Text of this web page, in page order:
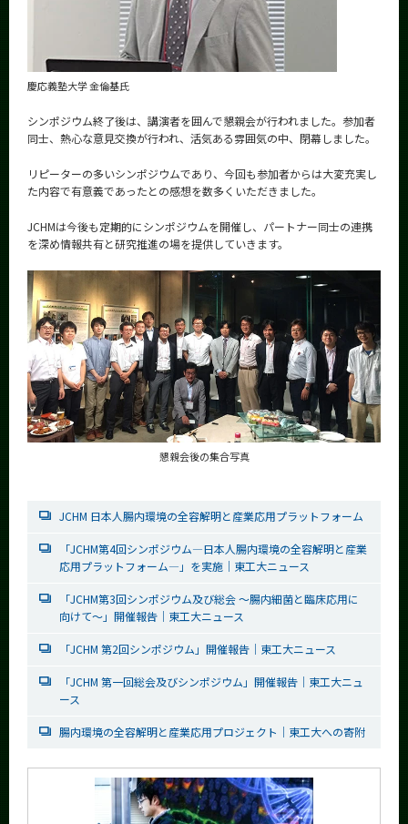
慶応義塾大学 金倫基氏
シンポジウム終了後は、講演者を囲んで懇親会が行われました。参加者
同士、熱心な意見交換が行われ、活気ある雰囲気の中、閉幕しました。
リピーターの多いシンポジウムであり、今回も参加者からは大変充実し
た内容で有意義であったとの感想を数多くいただきました。
JCHMは今後も定期的にシンポジウムを開催し、パートナー同士の連携
を深め情報共有と研究推進の場を提供していきます。
懇親会後の集合写真
JCHM 日本人腸内環境の全容解明と産業応用プラットフォーム
「JCHM第4回シンポジウム―日本人腸内環境の全容解明と産業
応用プラットフォーム―」を実施｜東工大ニュース
「JCHM第3回シンポジウム及び総会 ～腸内細菌と臨床応用に
向けて～」開催報告｜東工大ニュース
「JCHM 第2回シンポジウム」開催報告｜東工大ニュース
「JCHM 第一回総会及びシンポジウム」開催報告｜東工大ニュ
ース
腸内環境の全容解明と産業応用プロジェクト｜東工大への寄附